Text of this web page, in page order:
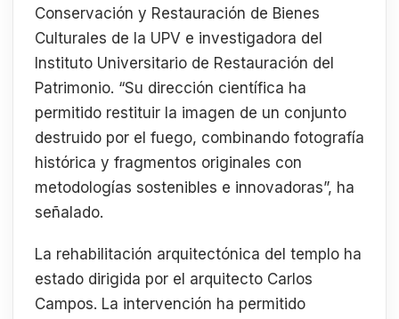
Conservación y Restauración de Bienes
Culturales de la UPV e investigadora del
Instituto Universitario de Restauración del
Patrimonio. “Su dirección científica ha
permitido restituir la imagen de un conjunto
destruido por el fuego, combinando fotografía
histórica y fragmentos originales con
metodologías sostenibles e innovadoras”, ha
señalado.
La rehabilitación arquitectónica del templo ha
estado dirigida por el arquitecto Carlos
Campos. La intervención ha permitido